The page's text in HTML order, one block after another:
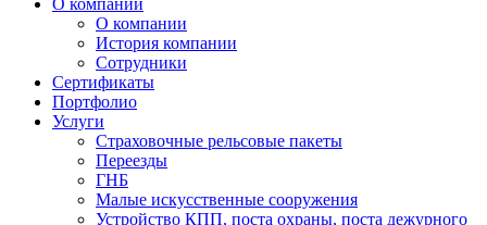
О компании
О компании
История компании
Сотрудники
Сертификаты
Портфолио
Услуги
Страховочные рельсовые пакеты
Переезды
ГНБ
Малые искусственные сооружения
Устройство КПП, поста охраны, поста дежурного